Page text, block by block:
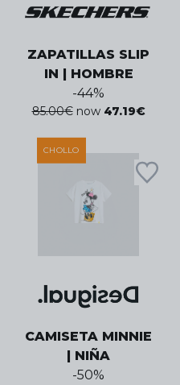
ZAPATILLAS SLIP
IN | HOMBRE
-44%
85.00€ now 47.19€
CHOLLO
CAMISETA MINNIE
| NIÑA
-50%